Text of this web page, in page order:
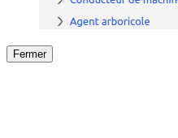
Fermer